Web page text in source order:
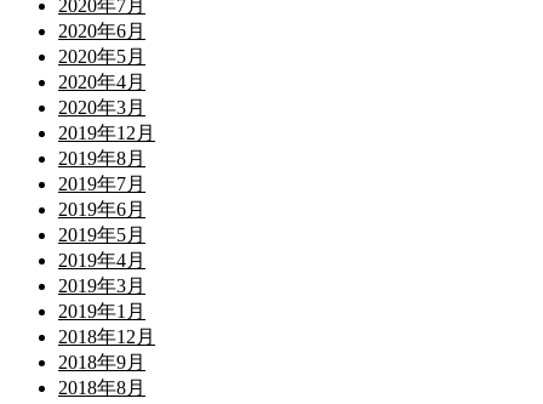
2020年7月
2020年6月
2020年5月
2020年4月
2020年3月
2019年12月
2019年8月
2019年7月
2019年6月
2019年5月
2019年4月
2019年3月
2019年1月
2018年12月
2018年9月
2018年8月